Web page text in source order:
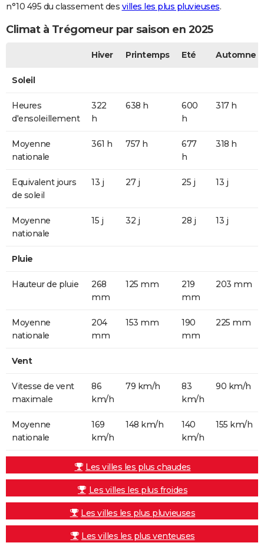
n°10 495 du classement des villes les plus pluvieuses.
Climat à Trégomeur par saison en 2025
Hiver Printemps Eté Automne
Soleil
Heures
d'ensoleillement
322
h
638 h
600
h
317 h
Moyenne
nationale
361 h 757 h
677
h
318 h
Equivalent jours
de soleil
13 j 27 j 25 j 13 j
Moyenne
nationale
15 j 32 j 28 j 13 j
Pluie
Hauteur de pluie
268
mm
125 mm
219
mm
203 mm
Moyenne
nationale
204
mm
153 mm
190
mm
225 mm
Vent
Vitesse de vent
maximale
86
km/h
79 km/h
83
km/h
90 km/h
Moyenne
nationale
169
km/h
148 km/h
140
km/h
155 km/h
Les villes les plus chaudes
Les villes les plus froides
Les villes les plus pluvieuses
Les villes les plus venteuses